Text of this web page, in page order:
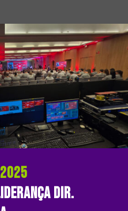
dir.